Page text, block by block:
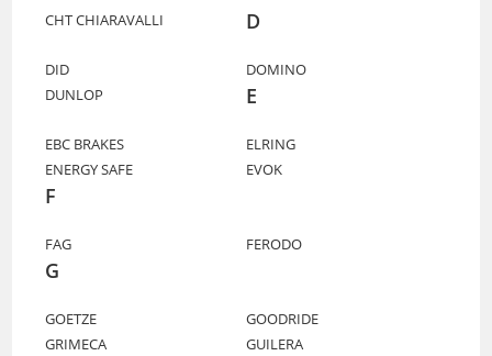
CHT CHIARAVALLI D
DID
DOMINO
DUNLOP
E
EBC BRAKES
ELRING
ENERGY SAFE
EVOK
F
FAG FERODO
G
GOETZE
GOODRIDE
GRIMECA
GUILERA